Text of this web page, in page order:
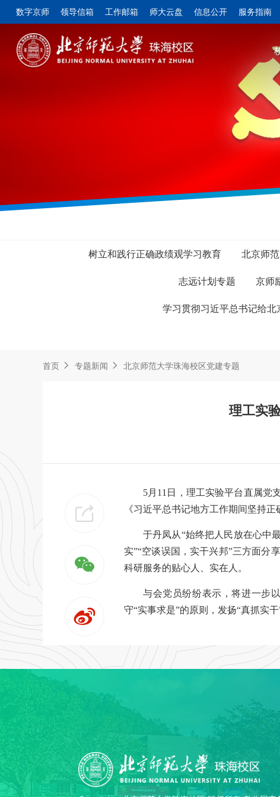
数字京师 领导信箱 工作邮箱 师大云盘 信息公开 服务指南
树立和践行正确政绩观学习教育 北京师
志远计划专题 京师
学习贯彻习近平总书记给北
首页 专题新闻 北京师范大学珠海校区党建专题
理工实
5月11日，理工实验平台直属党
《习近平总书记地方工作期间坚持
于丹凤从“始终把人民放在心中
实”“空谈误国，实干兴邦”三方面分
科研服务的贴心人、实在人。
与会党员纷纷表示，将进一步
守“实事求是”的原则，发扬“真抓实